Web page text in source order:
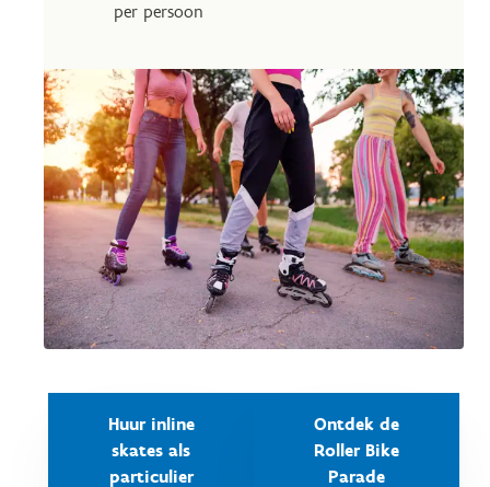
per persoon
Huur inline
skates als
particulier
Ontdek de
Roller Bike
Parade